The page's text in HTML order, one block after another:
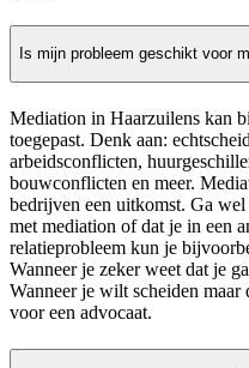
Is mijn probleem geschikt voor
Mediation in Haarzuilens kan
toegepast. Denk aan:
arbeidsconflicten,
bouwconflicten en meer.
bedrijven een uitkomst. Ga
met mediation of dat je in een
relatieprobleem kun je
Wanneer je zeker weet dat je
Wanneer je wilt scheiden maar
voor een advocaat.